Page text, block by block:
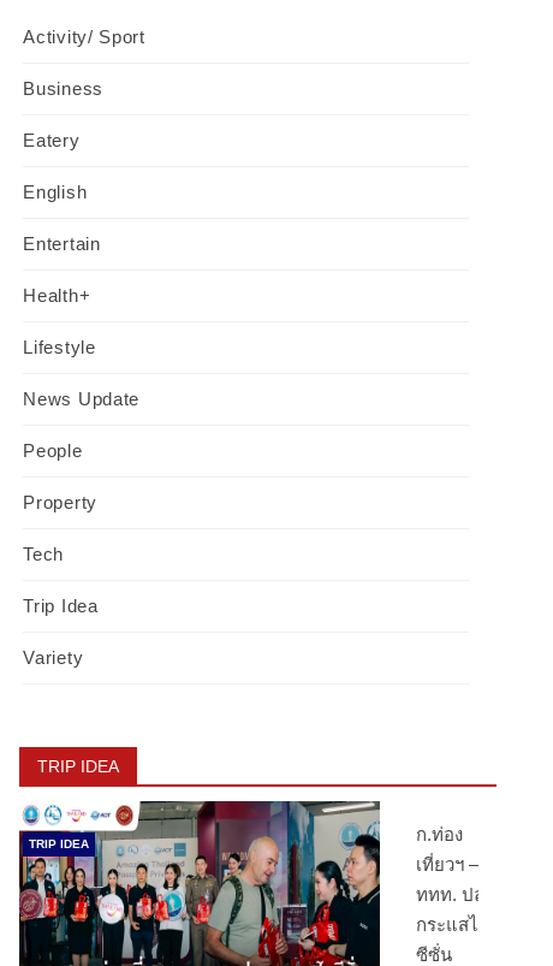
Activity/ Sport
Business
Eatery
English
Entertain
Health+
Lifestyle
News Update
People
Property
Tech
Trip Idea
Variety
TRIP IDEA
TRIP IDEA
ก.ท่อง
เที่ยวฯ –
ททท. ปลุก
กระแสไฮ
ซีซั่น